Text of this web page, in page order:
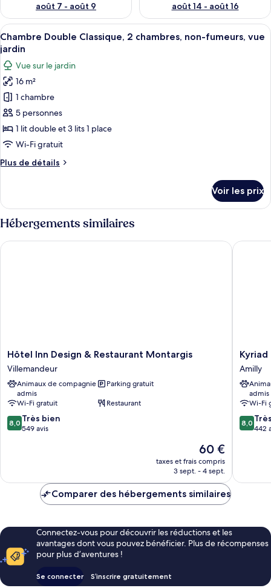
août 7 - août 9
août 14 - août 16
Afficher
toutes
les
photos
pour
ce
type
de
chambre :
Double
chambres,
non-
fumeurs,
vue
Une chambre à coucher avec un lit
11
Chambre Double Classique, 2 chambres, non-fumeurs, vue
jardin
Vue sur le jardin
16 m²
1 chambre
5 personnes
1 lit double et 3 lits 1 place
Wi-Fi gratuit
Plus de détails
Plus
le
type
de
chambre
Chambre
Voir les prix
Hébergements similaires
Hôtel
Inn
Design
&
Restaurant
Montargis
Villemandeur
Hôtel Inn Design & Restaurant Montargis
Villemandeur
Animaux de compagnie
admis
Parking gratuit
Wi-Fi gratuit
Restaurant
8.0
sur
8,0 Très bien
549 avis
Le
nouveau
prix
de
60 €
taxes et frais compris
3 sept. - 4 sept.
Hôtel Inn Design & Restaurant Montargis
Kyriad
-
Amilly
Amilly
Amilly
admis
Wi-Fi
8.0
sur
8,0
442
Kyriad
Comparer des hébergements similaires
Connectez-vous pour découvrir les réductions et les
avantages dont vous pouvez bénéficier. Plus de récompenses
pour plus d’aventures !
Se connecter S’inscrire gratuitement